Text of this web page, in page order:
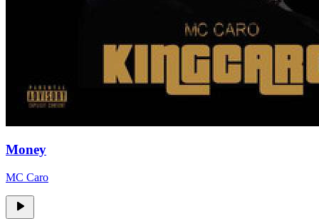
Money
MC Caro